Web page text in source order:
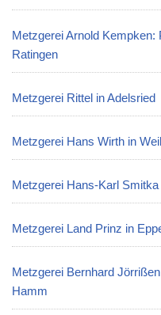
Metzgerei Arnold
Ratingen
Metzgerei Rittel in Adelsried
Metzgerei Hans Wirth in
Metzgerei Hans-Karl
Metzgerei Land Prinz in
Metzgerei Bernhard
Hamm